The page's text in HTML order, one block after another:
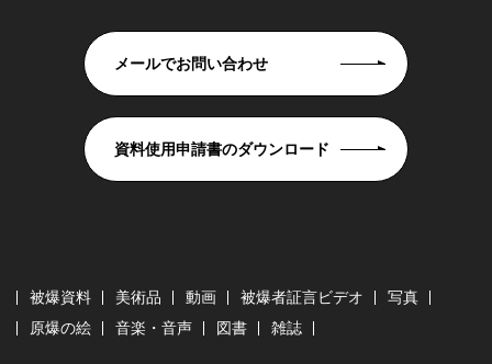
メールでお問い合わせ
資料使用申請書のダウンロード
被爆資料 美術品 動画 被爆者証言ビデオ
写真
原爆の絵
音楽・音声 図書 雑誌